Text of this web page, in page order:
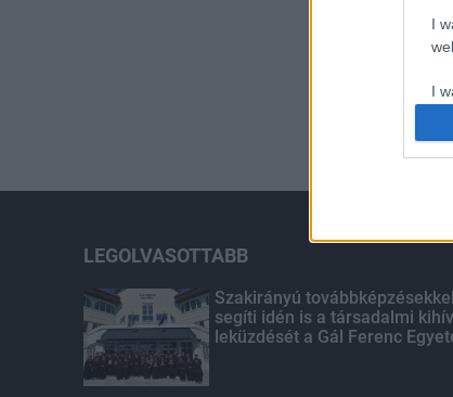
I
I
I
I
LEGOLVASOTTABB
Szakirányú továbbképzésekkel
segíti idén is a társadalmi
leküzdését a Gál Ferenc